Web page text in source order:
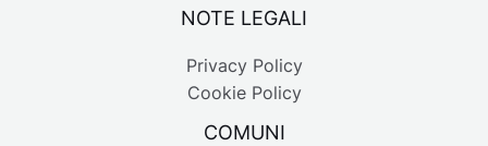
NOTE LEGALI
Privacy Policy
Cookie Policy
COMUNI